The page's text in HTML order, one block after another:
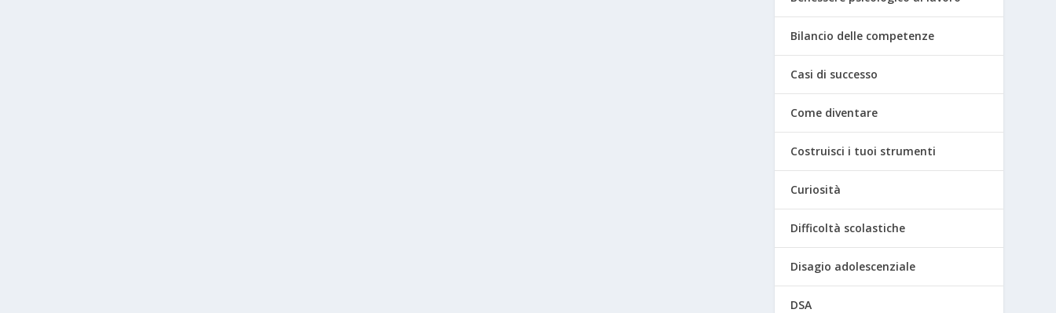
Bilancio delle competenze
Casi di successo
Come diventare
Costruisci i tuoi strumenti
Curiosità
Difficoltà scolastiche
Disagio adolescenziale
DSA